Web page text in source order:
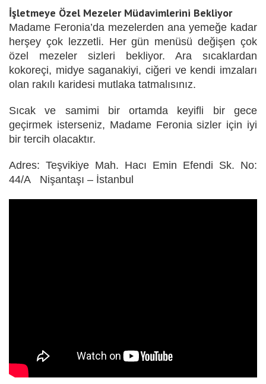
İşletmeye Özel Mezeler Müdavimlerini Bekliyor
Madame Feronia’da mezelerden ana yemeğe kadar
herşey çok lezzetli. Her gün menüsü değişen çok
özel mezeler sizleri bekliyor. Ara sıcaklardan
kokoreçi, midye saganakiyi, ciğeri ve kendi imzaları
olan rakılı karidesi mutlaka tatmalısınız.
Sıcak ve samimi bir ortamda keyifli bir gece
geçirmek isterseniz, Madame Feronia sizler için iyi
bir tercih olacaktır.
Adres: Teşvikiye Mah. Hacı Emin Efendi Sk. No:
44/A Nişantaşı – İstanbul